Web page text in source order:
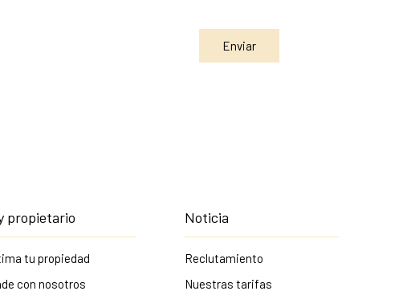
Enviar
propietario
tu propiedad
con nosotros
Noticia
Reclutamiento
Nuestras tarifas